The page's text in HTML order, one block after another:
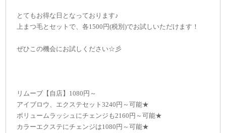
とてもお得な日となっております♪
上まつ毛とセットで、各1500円(税別)でお試しいただけます！
ぜひこの機会にお試しください☆彡
リムーブ【自店】1080円～
アイブロウ、エクステセット3240円～可能★
ボリュームラッシュにチェンジも2160円～可能★
カラーエクステにチェンジは1080円～可能★